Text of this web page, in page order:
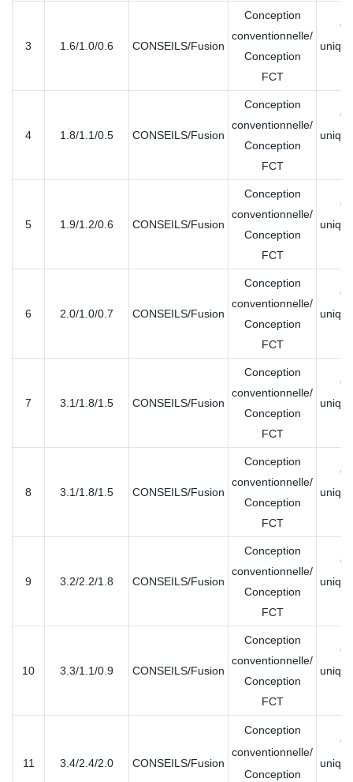
3 1.6/1.0/0.6 CONSEILS/Fusion
Conception
conventionnelle/
Conception
FCT
4 1.8/1.1/0.5 CONSEILS/Fusion
Conception
conventionnelle/
Conception
FCT
5 1.9/1.2/0.6 CONSEILS/Fusion
Conception
conventionnelle/
Conception
FCT
6 2.0/1.0/0.7 CONSEILS/Fusion
Conception
conventionnelle/
Conception
FCT
7 3.1/1.8/1.5 CONSEILS/Fusion
Conception
conventionnelle/
Conception
FCT
8 3.1/1.8/1.5 CONSEILS/Fusion
Conception
conventionnelle/
Conception
FCT
9 3.2/2.2/1.8 CONSEILS/Fusion
Conception
conventionnelle/
Conception
FCT
10 3.3/1.1/0.9 CONSEILS/Fusion
Conception
conventionnelle/
Conception
FCT
11 3.4/2.4/2.0 CONSEILS/Fusion
Conception
conventionnelle/
Conception